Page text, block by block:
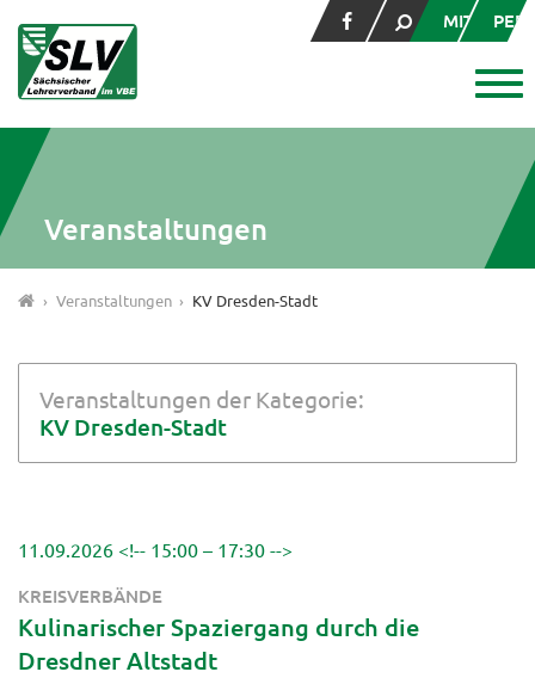
MITGLIED
Veranstaltungen
Veranstaltungen KV Dresden-Stadt
Veranstaltungen der Kategorie:
KV Dresden-Stadt
11.09.2026 <!-- 15:00 – 17:30 -->
KREISVERBÄNDE
Kulinarischer Spaziergang durch die
Dresdner Altstadt